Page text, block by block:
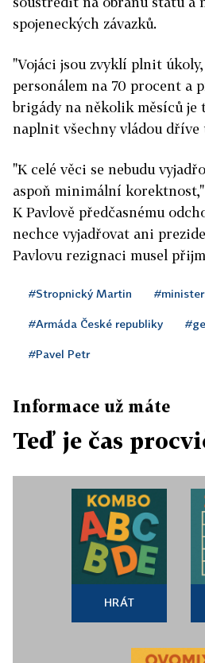
spojeneckých závazků.
"Vojáci jsou zvyklí plnit
personálem na 70 procent a
brigády na několik měsíců je
naplnit všechny vládou dříve
"K celé věci se nebudu
aspoň minimální
K Pavlově předčasnému
nechce vyjadřovat ani
Pavlovu rezignaci musel
#Stropnický Martin
#Armáda České republiky
#Pavel Petr
Informace už máte
Teď je čas
HRÁT